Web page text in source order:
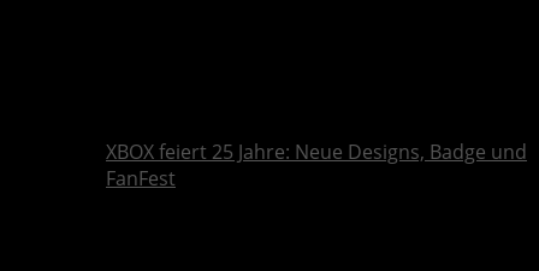
XBOX feiert 25 Jahre: Neue Designs, Badge und
FanFest